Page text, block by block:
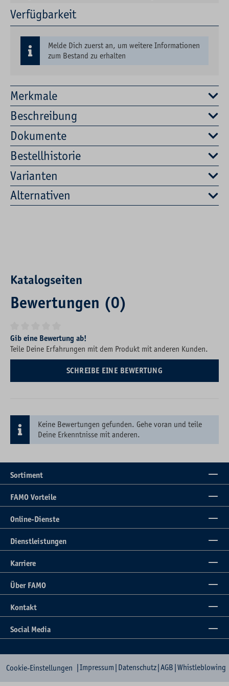
Merkmale
Beschreibung
Dokumente
Bestellhistorie
Varianten
Alternativen
Verfügbarkeit
Melde Dich zuerst an, um weitere Informationen
zum Bestand zu erhalten
Katalogseiten
Bewertungen (0)
Durchschnittliche Bewertung von 0 von 5 Sternen
Gib eine Bewertung ab!
Teile Deine Erfahrungen mit dem Produkt mit anderen Kunden.
SCHREIBE EINE BEWERTUNG
Keine Bewertungen gefunden. Gehe voran und teile
Deine Erkenntnisse mit anderen.
Sortiment
FAMO Vorteile
Online-Dienste
Dienstleistungen
Karriere
Über FAMO
Kontakt
Social Media
Cookie-Einstellungen Impressum Datenschutz AGB Whistleblowing